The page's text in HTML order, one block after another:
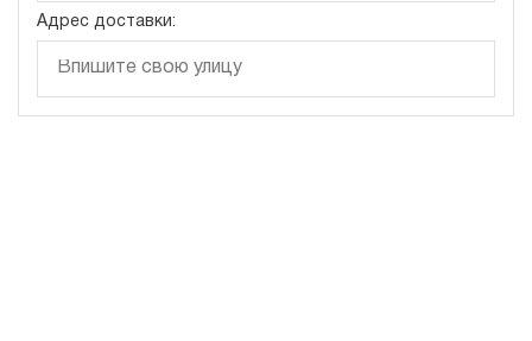
Адрес доставки: